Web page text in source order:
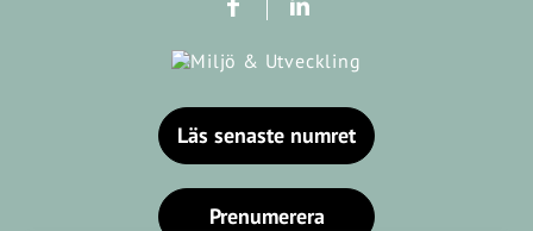
Läs senaste numret
Prenumerera